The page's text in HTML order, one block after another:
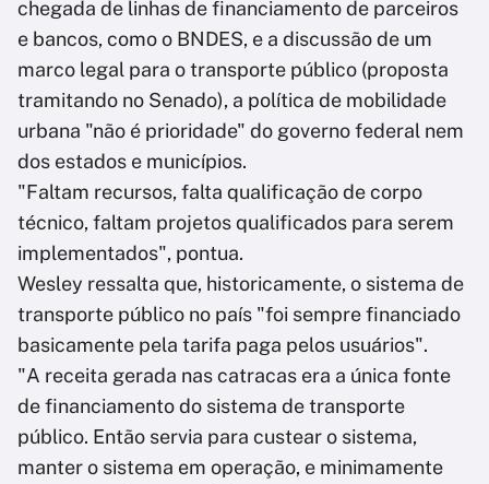
chegada de linhas de financiamento de parceiros
e bancos, como o BNDES, e a discussão de um
marco legal para o transporte público (proposta
tramitando no Senado), a política de mobilidade
urbana "não é prioridade" do governo federal nem
dos estados e municípios.
"Faltam recursos, falta qualificação de corpo
técnico, faltam projetos qualificados para serem
implementados", pontua.
Wesley ressalta que, historicamente, o sistema de
transporte público no país "foi sempre financiado
basicamente pela tarifa paga pelos usuários".
"A receita gerada nas catracas era a única fonte
de financiamento do sistema de transporte
público. Então servia para custear o sistema,
manter o sistema em operação, e minimamente